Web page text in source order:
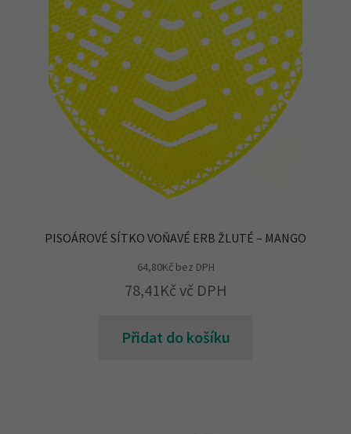
PISOÁROVÉ SÍTKO VOŇAVÉ ERB ŽLUTÉ – MANGO
64,80Kčbez DPH
78,41Kč vč DPH
Přidat do košíku